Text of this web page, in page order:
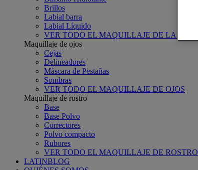
Brillos
Labial barra
Labial Líquido
VER TODO EL MAQUILLAJE DE LABIOS
Maquillaje de ojos
Cejas
Delineadores
Máscara de Pestañas
Sombras
VER TODO EL MAQUILLAJE DE OJOS
Maquillaje de rostro
Base
Base Polvo
Correctores
Polvo compacto
Rubores
VER TODO EL MAQUILLAJE DE ROSTRO
LATINBLOG